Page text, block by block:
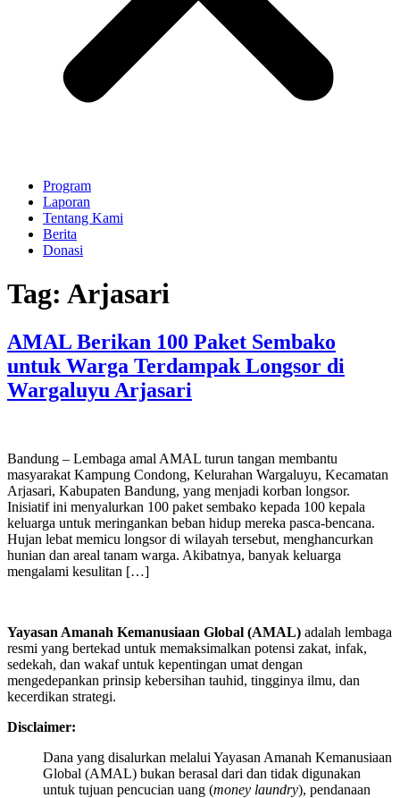
Program
Laporan
Tentang Kami
Berita
Donasi
Tag: Arjasari
AMAL Berikan 100 Paket Sembako
untuk Warga Terdampak Longsor di
Wargaluyu Arjasari
Bandung – Lembaga amal AMAL turun tangan membantu
masyarakat Kampung Condong, Kelurahan Wargaluyu, Kecamatan
Arjasari, Kabupaten Bandung, yang menjadi korban longsor.
Inisiatif ini menyalurkan 100 paket sembako kepada 100 kepala
keluarga untuk meringankan beban hidup mereka pasca-bencana.
Hujan lebat memicu longsor di wilayah tersebut, menghancurkan
hunian dan areal tanam warga. Akibatnya, banyak keluarga
mengalami kesulitan […]
Yayasan Amanah Kemanusiaan Global (AMAL) adalah lembaga
resmi yang bertekad untuk memaksimalkan potensi zakat, infak,
sedekah, dan wakaf untuk kepentingan umat dengan
mengedepankan prinsip kebersihan tauhid, tingginya ilmu, dan
kecerdikan strategi.
Disclaimer:
Dana yang disalurkan melalui Yayasan Amanah Kemanusiaan
Global (AMAL) bukan berasal dari dan tidak digunakan
untuk tujuan pencucian uang (money laundry), pendanaan